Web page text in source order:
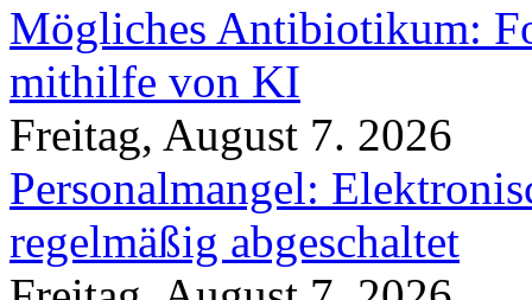
Mögliches Antibiotikum:
mithilfe von KI
Freitag, August 7. 2026
Personalmangel:
regelmäßig abgeschaltet